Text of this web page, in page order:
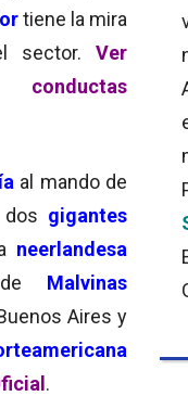
tiene la mira
sector. Ver
al mando de
gigantes
neerlandesa
Malvinas
Aires y
.